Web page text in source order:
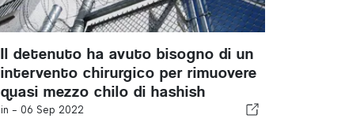
Il detenuto ha avuto bisogno di un
intervento chirurgico per rimuovere
quasi mezzo chilo di hashish
in - 06 Sep 2022